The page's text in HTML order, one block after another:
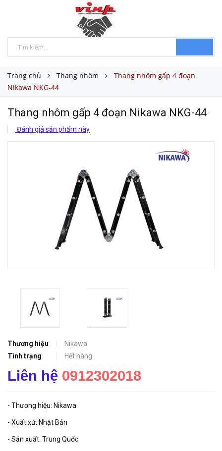
Trang chủ Thang nhôm
Thang nhôm gấp 4 đoạn
Nikawa NKG-44
Thang nhôm gấp 4 đoạn Nikawa NKG-44
Đánh giá sản phẩm này
Thương hiệu
Nikawa
Tình trạng
Hết hàng
Liên hệ 0912302018
- Thương hiệu: Nikawa
- Xuất xứ: Nhật Bản
- Sản xuất: Trung Quốc